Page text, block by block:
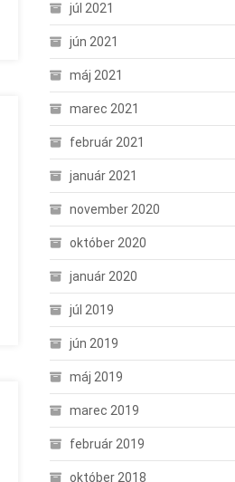
júl 2021
jún 2021
máj 2021
marec 2021
február 2021
január 2021
november 2020
október 2020
január 2020
júl 2019
jún 2019
máj 2019
marec 2019
február 2019
október 2018